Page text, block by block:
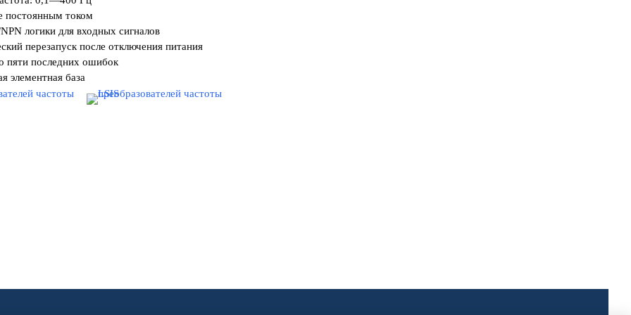
постоянным током
логики для входных сигналов
перезапуск после отключения питания
пяти последних ошибок
элементная база